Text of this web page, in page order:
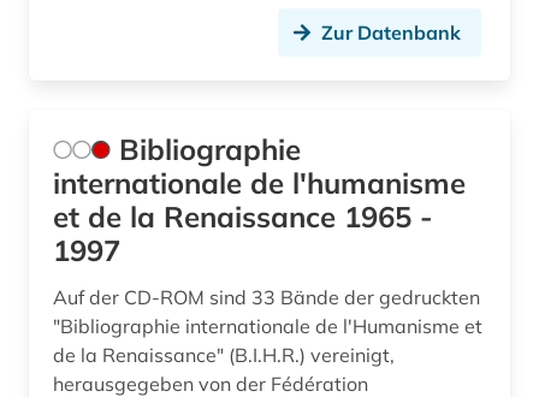
Zur Datenbank
Bibliographie
internationale de l'humanisme
et de la Renaissance 1965 -
1997
Auf der CD-ROM sind 33 Bände der gedruckten
"Bibliographie internationale de l'Humanisme et
de la Renaissance" (B.I.H.R.) vereinigt,
herausgegeben von der Fédération